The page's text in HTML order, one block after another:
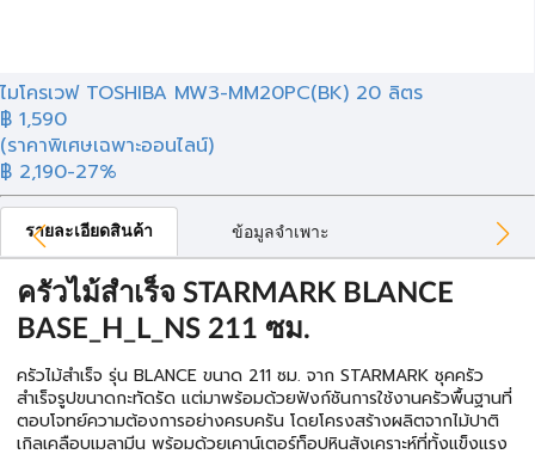
ไมโครเวฟ TOSHIBA MW3-MM20PC(BK) 20 ลิตร
฿ 1,590
(ราคาพิเศษเฉพาะออนไลน์)
฿ 2,190-27%
รายละเอียดสินค้า ข้อมูลจำเพาะ
ครัวไม้สำเร็จ STARMARK BLANCE
BASE_H_L_NS 211 ซม.
ครัวไม้สำเร็จ รุ่น BLANCE ขนาด 211 ซม. จาก STARMARK ชุคครัว
สำเร็จรูปขนาดกะทัดรัด แต่มาพร้อมด้วยฟังก์ชันการใช้งานครัวพื้นฐานที่
ตอบโจทย์ความต้องการอย่างครบครัน โดยโครงสร้างผลิตจากไม้ปาติ
เกิลเคลือบเมลามีน พร้อมด้วยเคาน์เตอร์ท็อปหินสังเคราะห์ที่ทั้งแข็งแรง